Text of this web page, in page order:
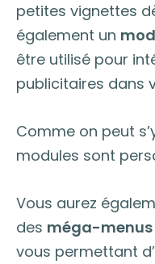
petites vignettes
également un
être utilisé pour
publicitaires dans
Comme on peut
modules sont
Vous aurez
des méga-
vous permettant